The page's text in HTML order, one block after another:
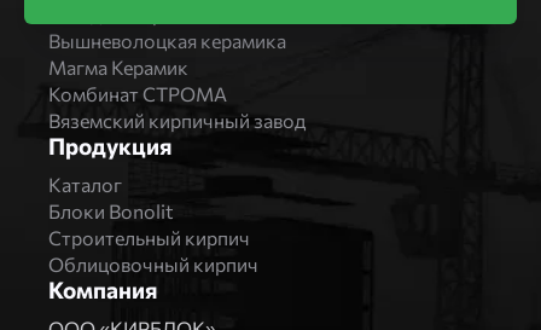
Вышневолоцкая керамика
Магма Керамик
Комбинат СТРОМА
Вяземский кирпичный завод
Продукция
Каталог
Блоки Bonolit
Строительный кирпич
Облицовочный кирпич
Компания